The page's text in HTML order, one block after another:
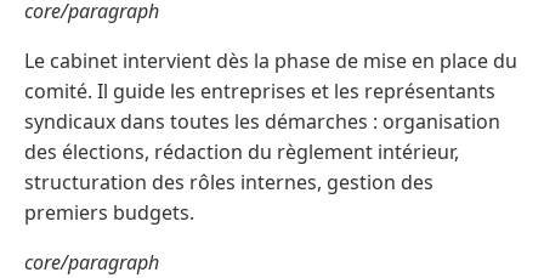
core/paragraph
Le cabinet intervient dès la phase de mise en place du
comité. Il guide les entreprises et les représentants
syndicaux dans toutes les démarches : organisation
des élections, rédaction du règlement intérieur,
structuration des rôles internes, gestion des
premiers budgets.
core/paragraph